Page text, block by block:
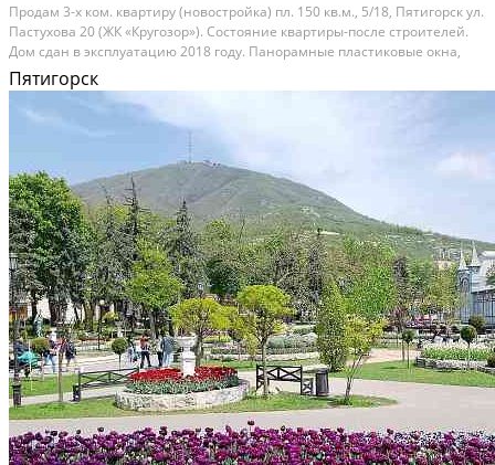
Продам 3-х ком. квартиру (новостройка) пл. 150 кв.м., 5/18, Пятигорск ул.
Пастухова 20 (ЖК «Кругозор»). Состояние квартиры-после строителей.
Дом сдан в эксплуатацию 2018 году. Панорамные пластиковые окна,
два балкона, две закрытые панорамные лоджии, жилая площадь 120
кв.м., комнаты раздельные пл....
Новостройка (ЖК Кругозор); Продает: Посредник; Кирпичный дом;
Общая площадь: 150 м²; Площадь кухни: 18 м²; Жилая площадь: 18 м²
Пятигорск